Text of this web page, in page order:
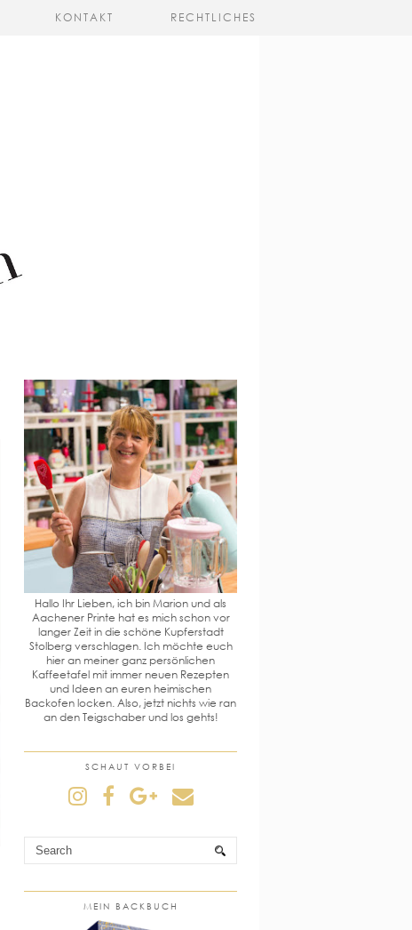
KONTAKT RECHTLICHES
Hallo Ihr Lieben, ich bin Marion und als
Aachener Printe hat es mich schon vor
langer Zeit in die schöne Kupferstadt
Stolberg verschlagen. Ich möchte euch
hier an meiner ganz persönlichen
Kaffeetafel mit immer neuen Rezepten
und Ideen an euren heimischen
Backofen locken. Also, jetzt nichts wie ran
an den Teigschaber und los gehts!
SCHAUT VORBEI
MEIN BACKBUCH